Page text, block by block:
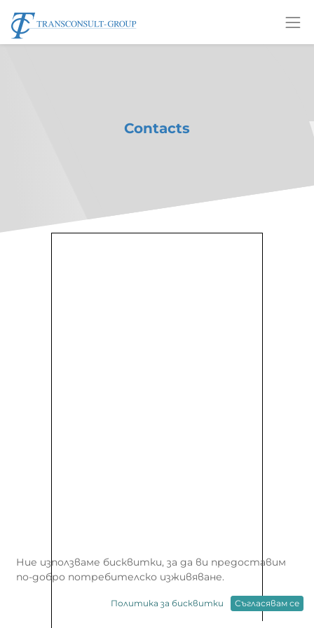
Contacts
Ние използваме бисквитки, за да ви предоставим
по-добро потребителско изживяване.
Политика за бисквитки Съгласявам се